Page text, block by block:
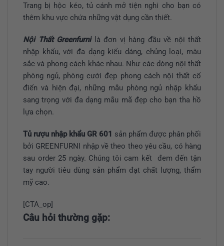
Trang bị hộc kéo, tủ cánh mở tiện nghi cho bạn có
thêm khu vực chứa những vật dụng cần thiết.
Nội Thất Greenfurnilà đơn vị hàng đầu về nội thất
nhập khẩu, với đa dạng kiểu dáng, chủng loại, màu
sắc và phong cách khác nhau. Như các dòng nội thất
phòng ngủ, phòng cưới đẹp phong cách nội thất cổ
điển và hiện đại, những mẫu phòng ngủ nhập khẩu
sang trọng với đa dạng mẫu mã đẹp cho bạn tha hồ
lựa chọn.
Tủ rượu nhập khẩu GR 601 sản phẩm được phân phối
bởi GREENFURNI nhập về theo theo yêu cầu, có hàng
sau order 25 ngày. Chúng tôi cam kết đem đến tận
tay người tiêu dùng sản phẩm đạt chất lượng, thẩm
mỹ cao.
[CTA_op]
Câu hỏi thường gặp: